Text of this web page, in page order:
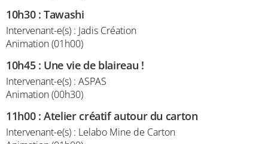
10h30:Tawashi
Intervenant-e(s) : Jadis Création
Animation (01h00)
10h45: Une vie de blaireau !
Intervenant-e(s) : ASPAS
Animation (00h30)
11h00:Atelier créatif autour du carton
Intervenant-e(s) : Lelabo Mine de Carton